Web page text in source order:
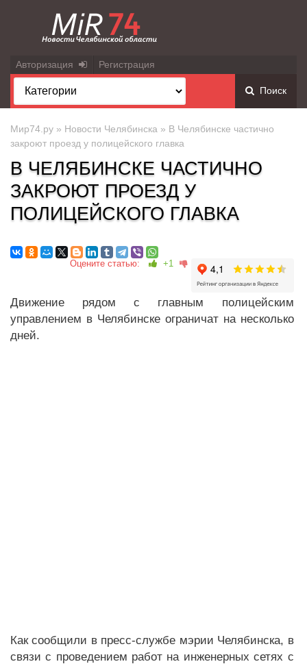
Авторизация Регистрация
Поиск
Мир74.ру » Новости Челябинска » В Челябинске частично
закроют проезд у полицейского главка
В ЧЕЛЯБИНСКЕ ЧАСТИЧНО
ЗАКРОЮТ ПРОЕЗД У
ПОЛИЦЕЙСКОГО ГЛАВКА
Оцените статью: +1
Движение рядом с главным полицейским
управлением в Челябинске ограничат на несколько
дней.
Как сообщили в пресс-службе мэрии Челябинска, в
связи с проведением работ на инженерных сетях с